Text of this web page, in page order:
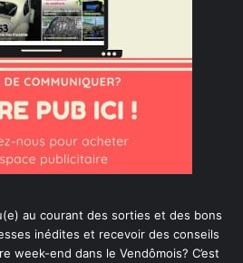
au courant des sorties et des bons
inédites et recevoir des conseils
week-end dans le Vendômois? C’est